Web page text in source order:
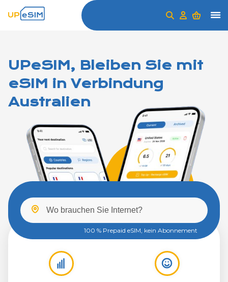
UPeSIM, Bleiben Sie mit
eSIM in Verbindung
Australien
100 % Prepaid eSIM, kein Abonnement